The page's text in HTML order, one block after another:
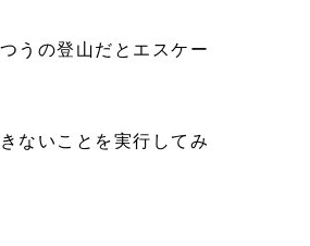
うの登山だとエスケー
ないことを実行してみ